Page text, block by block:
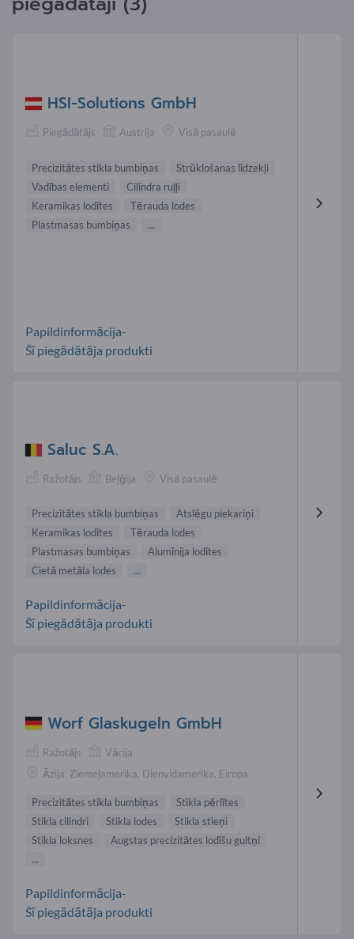
HSI-Solutions GmbH
Piegādātājs Austrija Visā pasaulē
Precizitātes stikla bumbiņas
Strūklošanas līdzekļi
Vadības elementi
Cilindra ruļļi
Keramikas lodītes
Tērauda lodes
Plastmasas bumbiņas
...
Papildinformācija-
Šī piegādātāja produkti
Saluc S.A.
Ražotājs Beļģija Visā pasaulē
Precizitātes stikla bumbiņas
Atslēgu piekariņi
Keramikas lodītes
Tērauda lodes
Plastmasas bumbiņas
Alumīnija lodītes
Cietā metāla lodes
...
Papildinformācija-
Šī piegādātāja produkti
Worf Glaskugeln GmbH
Ražotājs
Vācija
Āzija, Ziemeļamerika, Dienvidamerika, Eiropa
Precizitātes stikla bumbiņas
Stikla pērlītes
Stikla cilindri
Stikla lodes
Stikla stieņi
Stikla loksnes
Augstas precizitātes lodīšu gultņi
...
Papildinformācija-
Šī piegādātāja produkti